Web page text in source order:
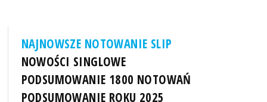
NAJNOWSZE NOTOWANIE SLIP
NOWOŚCI SINGLOWE
PODSUMOWANIE 1800 NOTOWAŃ
PODSUMOWANIE ROKU 2025